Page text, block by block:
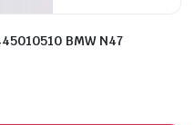
BMW N47